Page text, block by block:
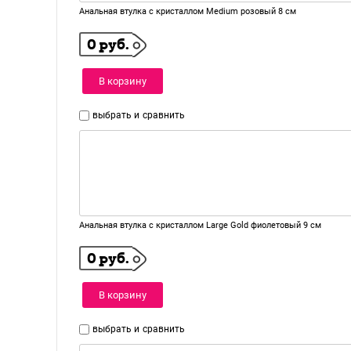
Анальная втулка с кристаллом Medium розовый 8 см
0 руб.
В корзину
выбрать и сравнить
Анальная втулка с кристаллом Large Gold фиолетовый 9 см
0 руб.
В корзину
выбрать и сравнить